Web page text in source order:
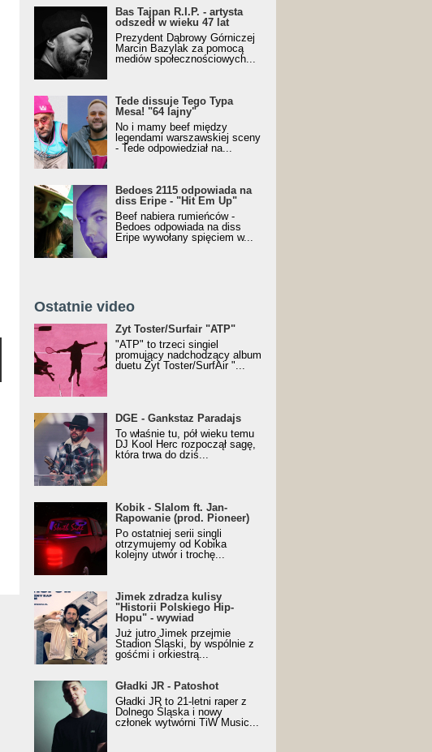
Bas Tajpan R.I.P. - artysta
odszedł w wieku 47 lat
Prezydent Dąbrowy Górniczej
Marcin Bazylak za pomocą
mediów społecznościowych...
Tede dissuje Tego Typa
Mesa! "64 lajny"
No i mamy beef między
legendami warszawskiej sceny
- Tede odpowiedział na...
Bedoes 2115 odpowiada na
diss Eripe - "Hit Em Up"
Beef nabiera rumieńców -
Bedoes odpowiada na diss
Eripe wywołany spięciem w...
Ostatnie video
Żyt Toster/SurfAir - ATP VIDEO
Żyt Toster/Surfair "ATP"
"ATP" to trzeci singiel
promujący nadchodzący album
duetu Żyt Toster/SurfAir "...
donGURALesko z nagrodą za
Klasyczny/Trueschoolowy
Album Roku (Popkillery 2023)
DGE - Gankstaz Paradajs
To właśnie tu, pół wieku temu
DJ Kool Herc rozpoczął sagę,
która trwa do dziś...
Kobik - Slalom ft. Jan-
Rapowanie (prod. Pioneer)
[Official Music Visualiser]
Kobik - Slalom ft. Jan-
Rapowanie (prod. Pioneer)
Po ostatniej serii singli
otrzymujemy od Kobika
kolejny utwór i trochę...
Jimek zdradza kulisy "Historii
Polskiego Hip-Hopu" - wywiad
Jimek zdradza kulisy
"Historii Polskiego Hip-
Hopu" - wywiad
Już jutro Jimek przejmie
Stadion Śląski, by wspólnie z
gośćmi i orkiestrą...
Gładki JR - Patoshot
Gładki JR - Patoshot
Gładki JR to 21-letni raper z
Dolnego Śląska i nowy
członek wytwórni TiW Music...